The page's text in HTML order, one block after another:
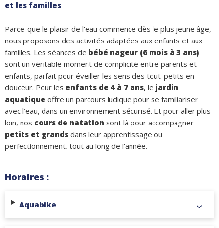
et les familles
Parce-que le plaisir de l'eau commence dès le plus jeune âge,
nous proposons des activités adaptées aux enfants et aux
familles. Les séances de bébé nageur (6 mois à 3 ans)
sont un véritable moment de complicité entre parents et
enfants, parfait pour éveiller les sens des tout-petits en
douceur. Pour les enfants de 4 à 7 ans, le jardin
aquatique offre un parcours ludique pour se familiariser
avec l’eau, dans un environnement sécurisé. Et pour aller plus
loin, nos cours de natation sont là pour accompagner
petits et grands dans leur apprentissage ou
perfectionnement, tout au long de l’année.
Horaires :
Aquabike